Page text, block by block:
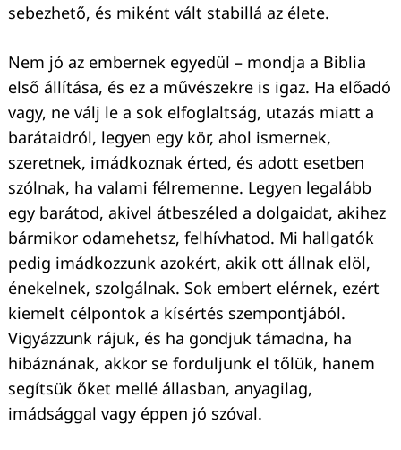
sebezhető, és miként vált stabillá az élete.
Nem jó az embernek egyedül – mondja a Biblia
első állítása, és ez a művészekre is igaz. Ha előadó
vagy, ne válj le a sok elfoglaltság, utazás miatt a
barátaidról, legyen egy kör, ahol ismernek,
szeretnek, imádkoznak érted, és adott esetben
szólnak, ha valami félremenne. Legyen legalább
egy barátod, akivel átbeszéled a dolgaidat, akihez
bármikor odamehetsz, felhívhatod. Mi hallgatók
pedig imádkozzunk azokért, akik ott állnak elöl,
énekelnek, szolgálnak. Sok embert elérnek, ezért
kiemelt célpontok a kísértés szempontjából.
Vigyázzunk rájuk, és ha gondjuk támadna, ha
hibáznának, akkor se forduljunk el tőlük, hanem
segítsük őket mellé állasban, anyagilag,
imádsággal vagy éppen jó szóval.